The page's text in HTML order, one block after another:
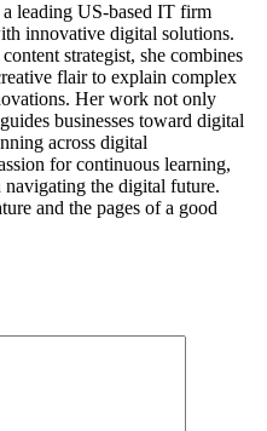
leading US-based IT firm
innovative digital solutions.
strategist, she combines
flair to explain complex
Her work not only
businesses toward digital
across digital
for continuous learning,
the digital future.
and the pages of a good